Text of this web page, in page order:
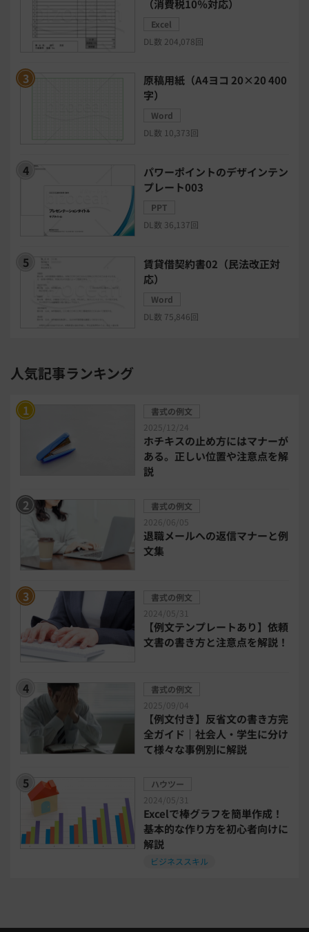
日程調整システム
BIツール CTIシステム
クラウドPBX
モチベーション管理システム
リモートアクセスツール
電子請求書システム 人事評価システム
給与計算システム eラーニングシステム
勤怠管理システム
健康管理システム
電子契約システム 会計業務システム
2026年トレンド ビジネススキル
DX・デジタル化 電子帳簿保存法
民法改正対応書式テンプレート
bizoceanお勧め動画
タイアップ
ニューノーマル時代における企業のあり方
インボイス制度解説 税制改正
喪中はがき 働き方改革
（消費税10％対応）
Excel
DL数 204,078回
原稿用紙（A4ヨコ 20×20 400
字）
Word
DL数 10,373回
パワーポイントのデザインテン
プレート003
PPT
DL数 36,137回
賃貸借契約書02（民法改正対
応）
Word
DL数 75,846回
人気記事ランキング
書式の例文
2025/12/24
ホチキスの止め方にはマナーが
ある。正しい位置や注意点を解
説
書式の例文
2026/06/05
退職メールへの返信マナーと例
文集
書式の例文
2024/05/31
【例文テンプレートあり】依頼
文書の書き方と注意点を解説！
書式の例文
2025/09/04
【例文付き】反省文の書き方完
全ガイド｜社会人・学生に分け
て様々な事例別に解説
ハウツー
2024/05/31
Excelで棒グラフを簡単作成！
基本的な作り方を初心者向けに
解説
ビジネススキル